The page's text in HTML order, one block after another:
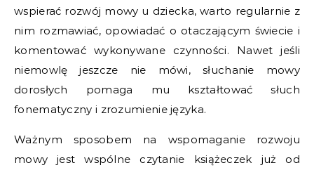
wspierać rozwój mowy u dziecka, warto regularnie z
nim rozmawiać, opowiadać o otaczającym świecie i
komentować wykonywane czynności. Nawet jeśli
niemowlę jeszcze nie mówi, słuchanie mowy
dorosłych pomaga mu kształtować słuch
fonematyczny i zrozumienie języka.
Ważnym sposobem na wspomaganie rozwoju
mowy jest wspólne czytanie książeczek już od